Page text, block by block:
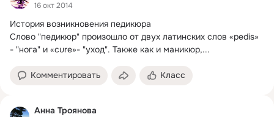
16 окт 2014
История возникновения педикюра
Слово "педикюр" произошло от двух латинских слов «pedis»
- "нога" и «cure»- "уход". Также как и маникюр,...
Комментировать Класс
Анна Троянова